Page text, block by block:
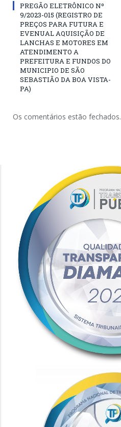
PREGÃO ELETRÔNICO Nº
9/2023-015 (REGISTRO DE
PREÇOS PARA FUTURA E
EVENUAL AQUISIÇÃO DE
LANCHAS E MOTORES EM
ATENDIMENTO A
PREFEITURA E FUNDOS DO
MUNICIPIO DE SÃO
SEBASTIÃO DA BOA VISTA-
PA)
Os comentários estão fechados.